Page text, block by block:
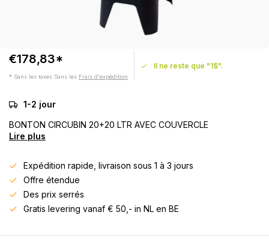
€178,83*
* Sans les taxes Sans les Frais d'expédition
Il ne reste que "1$".
1-2 jour
BONTON CIRCUBIN 20+20 LTR AVEC COUVERCLE
Lire plus
Expédition rapide, livraison sous 1 à 3 jours
Offre étendue
Des prix serrés
Gratis levering vanaf € 50,- in NL en BE